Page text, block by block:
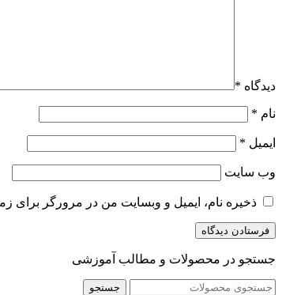
دیدگاه *
نام *
ایمیل *
وب‌ سایت
ذخیره نام، ایمیل و وبسایت من در مرورگر برای
جستجو در محصولات و مطالب آموزشی
جستجو